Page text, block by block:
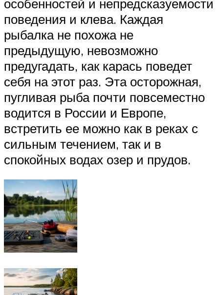
особенностей и непредсказуемости
поведения и клева. Каждая
рыбалка не похожа не
предыдущую, невозможно
предугадать, как карась поведет
себя на этот раз. Эта осторожная,
пугливая рыба почти повсеместно
водится в России и Европе,
встретить ее можно как в реках с
сильным течением, так и в
спокойных водах озер и прудов.